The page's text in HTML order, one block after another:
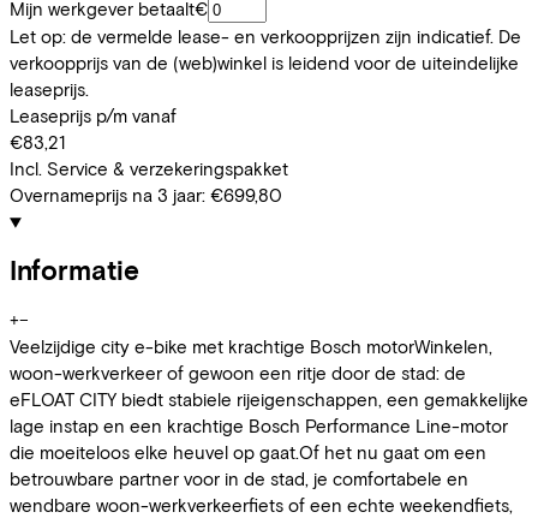
Mijn werkgever betaalt€
Let op: de vermelde lease- en verkoopprijzen zijn indicatief. De
verkoopprijs van de (web)winkel is leidend voor de uiteindelijke
leaseprijs.
Leaseprijs p/m vanaf
€83,21
Incl. Service & verzekeringspakket
Overnameprijs na 3 jaar: €699,80
Informatie
+−
Veelzijdige city e-bike met krachtige Bosch motorWinkelen,
woon-werkverkeer of gewoon een ritje door de stad: de
eFLOAT CITY biedt stabiele rijeigenschappen, een gemakkelijke
lage instap en een krachtige Bosch Performance Line-motor
die moeiteloos elke heuvel op gaat.Of het nu gaat om een
betrouwbare partner voor in de stad, je comfortabele en
wendbare woon-werkverkeerfiets of een echte weekendfiets,